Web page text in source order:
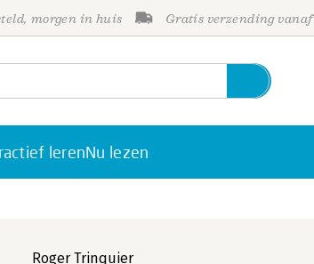
morgen in huis Gratis verzending
lerenNu lezen
Roger Trinquier